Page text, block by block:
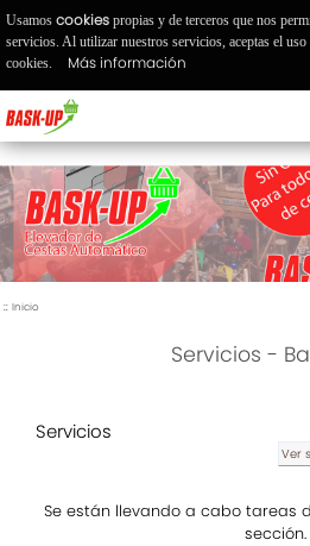
:: Inicio
Servicios -
Servicios
Ver
Se están llevando a cabo tareas
sección.
Usamos cookies propias y de terceros que nos
servicios. Al utilizar nuestros servicios, aceptas el uso
cookies.
Más información